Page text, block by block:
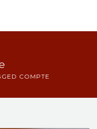
COMPTE